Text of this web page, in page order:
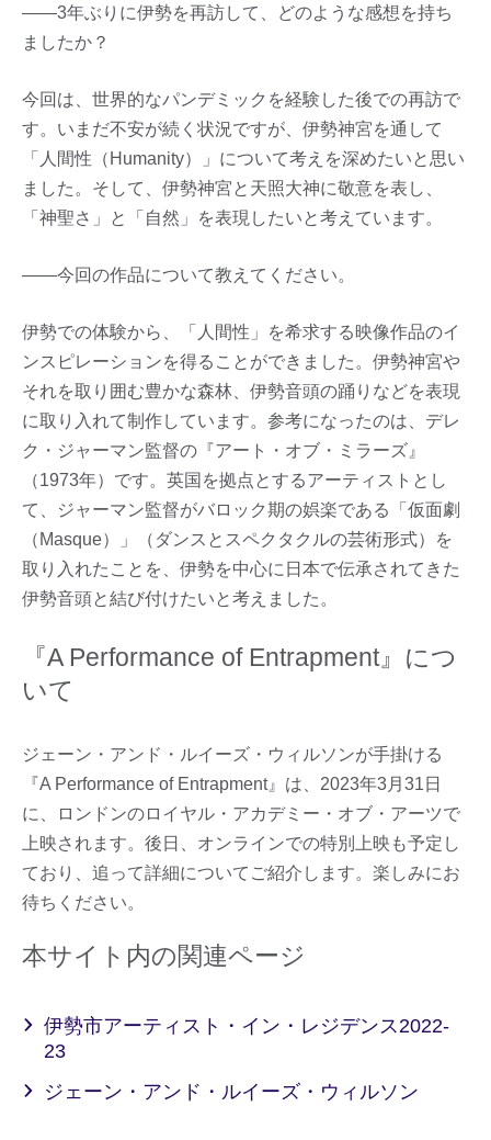
――3年ぶりに伊勢を再訪して、どのような感想を持ち
ましたか？
今回は、世界的なパンデミックを経験した後での再訪で
す。いまだ不安が続く状況ですが、伊勢神宮を通して
「人間性（Humanity）」について考えを深めたいと思い
ました。そして、伊勢神宮と天照大神に敬意を表し、
「神聖さ」と「自然」を表現したいと考えています。
――今回の作品について教えてください。
伊勢での体験から、「人間性」を希求する映像作品のイ
ンスピレーションを得ることができました。伊勢神宮や
それを取り囲む豊かな森林、伊勢音頭の踊りなどを表現
に取り入れて制作しています。参考になったのは、デレ
ク・ジャーマン監督の『アート・オブ・ミラーズ』
（1973年）です。英国を拠点とするアーティストとし
て、ジャーマン監督がバロック期の娯楽である「仮面劇
（Masque）」（ダンスとスペクタクルの芸術形式）を
取り入れたことを、伊勢を中心に日本で伝承されてきた
伊勢音頭と結び付けたいと考えました。
『A Performance of Entrapment』につ
いて
ジェーン・アンド・ルイーズ・ウィルソンが手掛ける
『A Performance of Entrapment』は、2023年3月31日
に、ロンドンのロイヤル・アカデミー・オブ・アーツで
上映されます。後日、オンラインでの特別上映も予定し
ており、追って詳細についてご紹介します。楽しみにお
待ちください。
本サイト内の関連ページ
伊勢市アーティスト・イン・レジデンス2022-
23
ジェーン・アンド・ルイーズ・ウィルソン